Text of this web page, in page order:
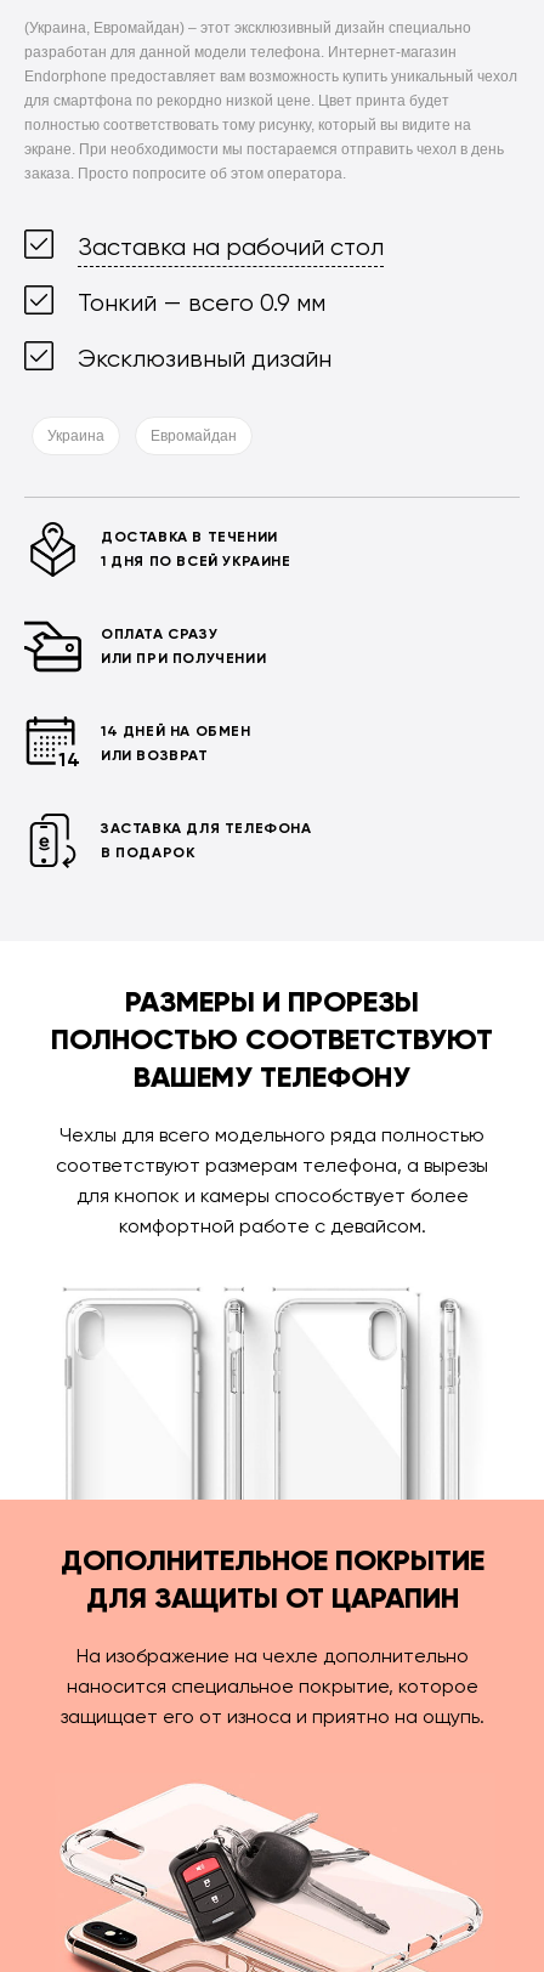
(Украина, Евромайдан) – этот эксклюзивный дизайн специально
разработан для данной модели телефона. Интернет-магазин
Endorphone предоставляет вам возможность купить уникальный чехол
для смартфона по рекордно низкой цене. Цвет принта будет
полностью соответствовать тому рисунку, который вы видите на
экране. При необходимости мы постараемся отправить чехол в день
заказа. Просто попросите об этом оператора.
Заставка на рабочий стол
Тонкий — всего 0.9 мм
Эксклюзивный дизайн
Украина Евромайдан
ДОСТАВКА В ТЕЧЕНИИ
1 ДНЯ ПО ВСЕЙ УКРАИНЕ
ОПЛАТА СРАЗУ
ИЛИ ПРИ ПОЛУЧЕНИИ
14 ДНЕЙ НА ОБМЕН
ИЛИ ВОЗВРАТ
ЗАСТАВКА ДЛЯ ТЕЛЕФОНА
В ПОДАРОК
РАЗМЕРЫ И ПРОРЕЗЫ
ПОЛНОСТЬЮ СООТВЕТСТВУЮТ
ВАШЕМУ ТЕЛЕФОНУ
Чехлы для всего модельного ряда полностью
соответствуют размерам телефона, а вырезы
для кнопок и камеры способствует более
комфортной работе с девайсом.
ДОПОЛНИТЕЛЬНОЕ ПОКРЫТИЕ
ДЛЯ ЗАЩИТЫ ОТ ЦАРАПИН
На изображение на чехле дополнительно
наносится специальное покрытие, которое
защищает его от износа и приятно на ощупь.